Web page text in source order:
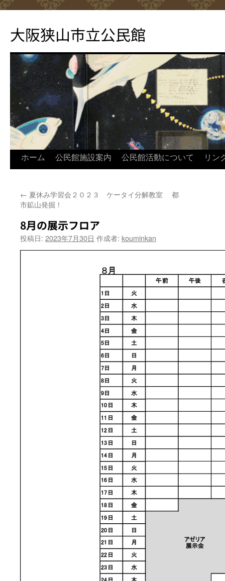
テ
ン
へ
ッ
大阪狭山市立公民館
ホーム 公民館施設案内 公民館活動について リン
← 夏休み学習会２０２３ ケータイ分解教室 都
市鉱山発掘！
8月の展示フロア
投稿日: 2023年7月30日 作成者: kouminkan